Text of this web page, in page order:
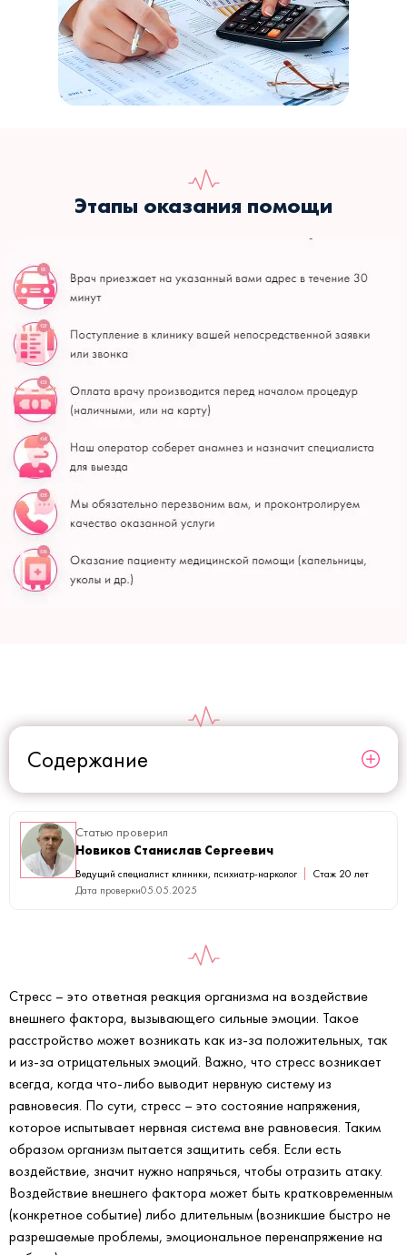
Этапы оказания помощи
Содержание
Статью проверил
Новиков Станислав Сергеевич
Ведущий специалист клиники, психиатр-нарколог
Стаж 20 лет
Дата проверки05.05.2025
Стресс – это ответная реакция организма на воздействие
внешнего фактора, вызывающего сильные эмоции. Такое
расстройство может возникать как из-за положительных, так
и из-за отрицательных эмоций. Важно, что стресс возникает
всегда, когда что-либо выводит нервную систему из
равновесия. По сути, стресс – это состояние напряжения,
которое испытывает нервная система вне равновесия. Таким
образом организм пытается защитить себя. Если есть
воздействие, значит нужно напрячься, чтобы отразить атаку.
Воздействие внешнего фактора может быть кратковременным
(конкретное событие) либо длительным (возникшие быстро не
разрешаемые проблемы, эмоциональное перенапряжение на